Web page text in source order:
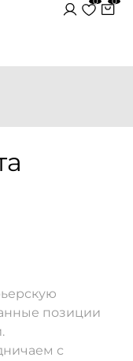
позиции
с